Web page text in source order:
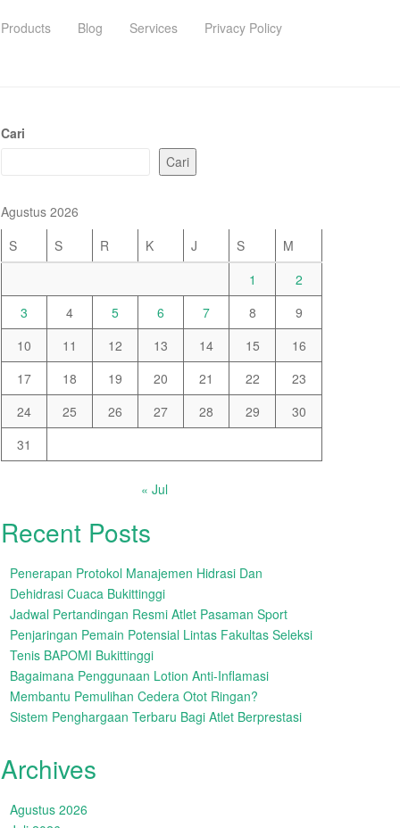
Products Blog Services Privacy Policy
Cari
Cari
Agustus 2026
S
S R K J S
M
1
2
3
4 5 6 7 8
9
10
11 12 13 14 15
16
17
18 19 20 21 22
23
24
25 26 27 28 29
30
31
« Jul
Recent Posts
Penerapan Protokol Manajemen Hidrasi Dan
Dehidrasi Cuaca Bukittinggi
Jadwal Pertandingan Resmi Atlet Pasaman Sport
Penjaringan Pemain Potensial Lintas Fakultas Seleksi
Tenis BAPOMI Bukittinggi
Bagaimana Penggunaan Lotion Anti-Inflamasi
Membantu Pemulihan Cedera Otot Ringan?
Sistem Penghargaan Terbaru Bagi Atlet Berprestasi
Archives
Agustus 2026